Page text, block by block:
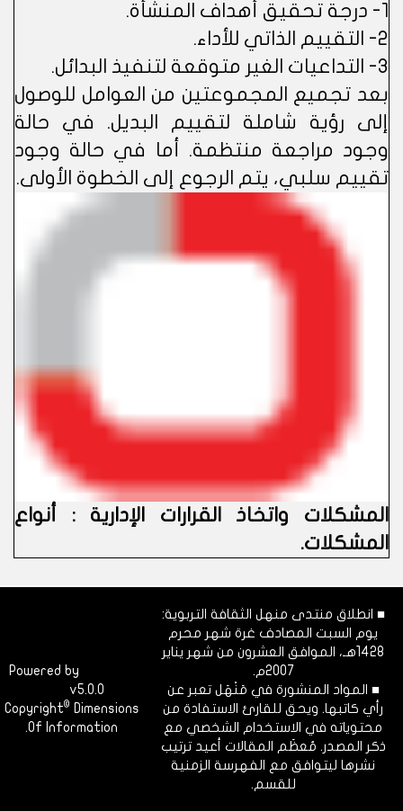
1- درجة تحقيق أهداف المنشأة.
2- التقييم الذاتي للأداء.
3- التداعيات الغير متوقعة لتنفيذ البدائل.
بعد تجميع المجموعتين من العوامل للوصول
إلى رؤية شاملة لتقييم البديل. في حالة
وجود مراجعة منتظمة. أما في حالة وجود
تقييم سلبي، يتم الرجوع إلى الخطوة الأولى.
المشكلات واتخاذ القرارات الإدارية : أنواع
المشكلات.
■ انطلاق منتدى منهل الثقافة التربوية:
يوم السبت المصادف غرة شهر محرم
1428هـ، الموافق العشرون من شهر يناير
2007م.
■ المواد المنشورة في مَنْهَل تعبر عن
رأي كاتبها. ويحق للقارئ الاستفادة من
محتوياته في الاستخدام الشخصي مع
ذكر المصدر. مُعظَم المقالات أعيد ترتيب
نشرها ليتوافق مع الفهرسة الزمنية
للقسم.
Powered by
v5.0.0
Copyright©
Dimensions
Of Information.